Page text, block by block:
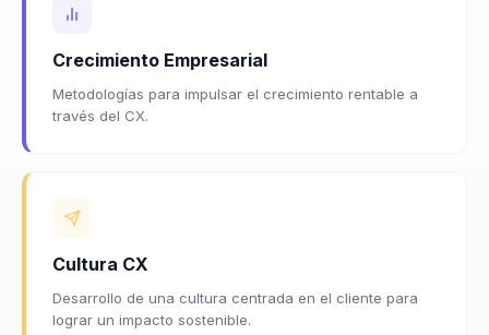
Crecimiento Empresarial
Metodologías para impulsar el crecimiento rentable a
través del CX.
Cultura CX
Desarrollo de una cultura centrada en el cliente para
lograr un impacto sostenible.